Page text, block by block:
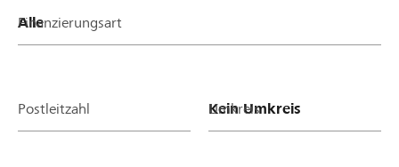
Finanzierungsart
Postleitzahl Umkreis